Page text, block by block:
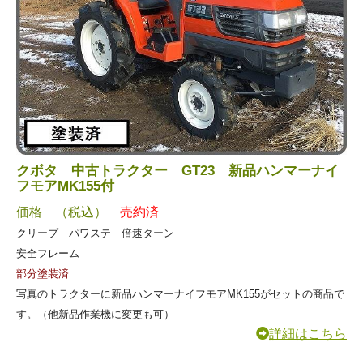
クボタ 中古トラクター GT23 新品ハンマーナイ
フモアMK155付
価格 （税込） 売約済
クリープ パワステ 倍速ターン
安全フレーム
部分塗装済
写真のトラクターに新品ハンマーナイフモアMK155がセットの商品で
す。（他新品作業機に変更も可）
詳細はこちら